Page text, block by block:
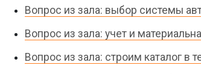
Вопрос из зала: выбор системы
Вопрос из зала: учет и
Вопрос из зала: строим каталог в